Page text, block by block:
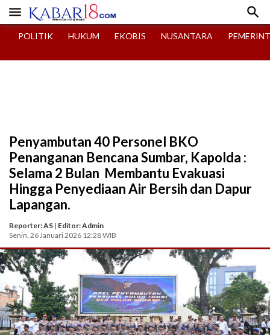
 
POLITIK HUKUM EKOBIS NUSANTARA
Penyambutan 40 Personel BKO
Penanganan Bencana Sumbar, Kapolda :
Selama 2 Bulan Membantu Evakuasi
Hingga Penyediaan Air Bersih dan Dapur
Lapangan.
Reporter: AS | Editor: Admin
Senin, 26 Januari 2026 12:28 WIB